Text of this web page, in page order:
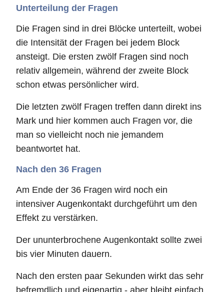
Unterteilung der Fragen
Die Fragen sind in drei Blöcke unterteilt, wobei
die Intensität der Fragen bei jedem Block
ansteigt. Die ersten zwölf Fragen sind noch
relativ allgemein, während der zweite Block
schon etwas persönlicher wird.
Die letzten zwölf Fragen treffen dann direkt ins
Mark und hier kommen auch Fragen vor, die
man so vielleicht noch nie jemandem
beantwortet hat.
Nach den 36 Fragen
Am Ende der 36 Fragen wird noch ein
intensiver Augenkontakt durchgeführt um den
Effekt zu verstärken.
Der ununterbrochene Augenkontakt sollte zwei
bis vier Minuten dauern.
Nach den ersten paar Sekunden wirkt das sehr
befremdlich und eigenartig - aber bleibt einfach